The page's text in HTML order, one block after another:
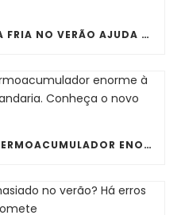
TOMAR BANHO DE ÁGUA FRIA NO VERÃO AJUDA MESMO A REFRESCAR O CORPO?
JÁ NINGUÉM QUER UM TERMOACUMULADOR ENORME À VISTA NA COZINHA OU NA LAVANDARIA. CONHEÇA O NOVO ONIX ESSENTIAL DA THERMOR